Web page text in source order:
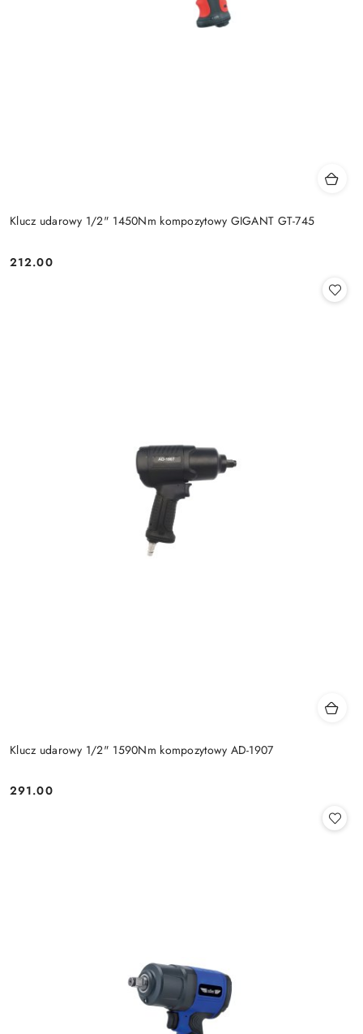
Klucz udarowy 1/2" 1450Nm kompozytowy GIGANT GT-745
Cena:
212.00
Klucz udarowy 1/2" 1590Nm kompozytowy AD-1907
Cena:
291.00